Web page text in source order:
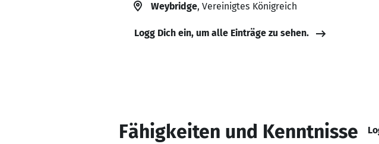
Weybridge, Vereinigtes Königreich
Logg Dich ein, um alle Einträge zu sehen.
Fähigkeiten und Kenntnisse